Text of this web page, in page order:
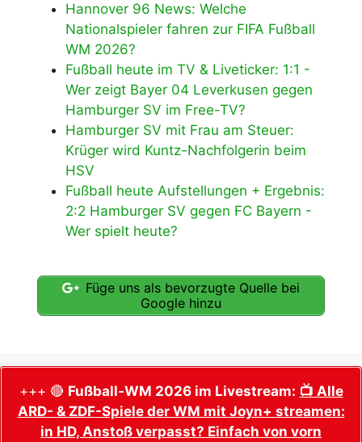
Hannover 96 News: Welche
Nationalspieler fahren zur FIFA Fußball
WM 2026?
Fußball heute im TV & Liveticker: 1:1 -
Wer zeigt Bayer 04 Leverkusen gegen
Hamburger SV im Free-TV?
Hamburger SV mit Frau am Steuer:
Krüger wird Kuntz-Nachfolgerin beim
HSV
Fußball heute Aufstellungen + Ergebnis:
2:2 Hamburger SV gegen FC Bayern -
Wer spielt heute?
Füge uns als bevorzugte Quelle bei
Google hinzu
+++ 🔴 Fußball-WM 2026 im Livestream: 📺 Alle
ARD- & ZDF-Spiele der WM mit Joyn+ streamen:
in HD, Anstoß verpasst? Einfach von vorn